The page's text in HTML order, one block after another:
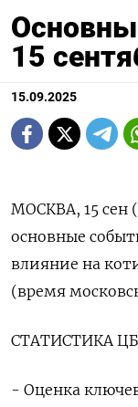
15
15.09.2025
МОСКВА, 15 сен
основные
влияние на
(время
СТАТИСТИКА
- Оценка